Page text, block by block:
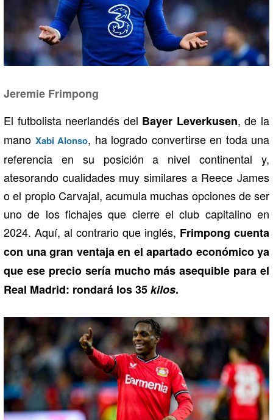
Jeremie Frimpong
El futbolista neerlandés del Bayer Leverkusen, de la
mano Xabi Alonso, ha logrado convertirse en toda una
referencia en su posición a nivel continental y,
atesorando cualidades muy similares a Reece James
o el propio Carvajal, acumula muchas opciones de ser
uno de los fichajes que cierre el club capitalino en
2024. Aquí, al contrario que inglés, Frimpong cuenta
con una gran ventaja en el apartado económico ya
que ese precio sería mucho más asequible para el
Real Madrid: rondará los 35kilos.